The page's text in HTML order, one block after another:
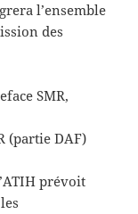
l’ensemble
des
SMR,
(partie DAF)
prévoit